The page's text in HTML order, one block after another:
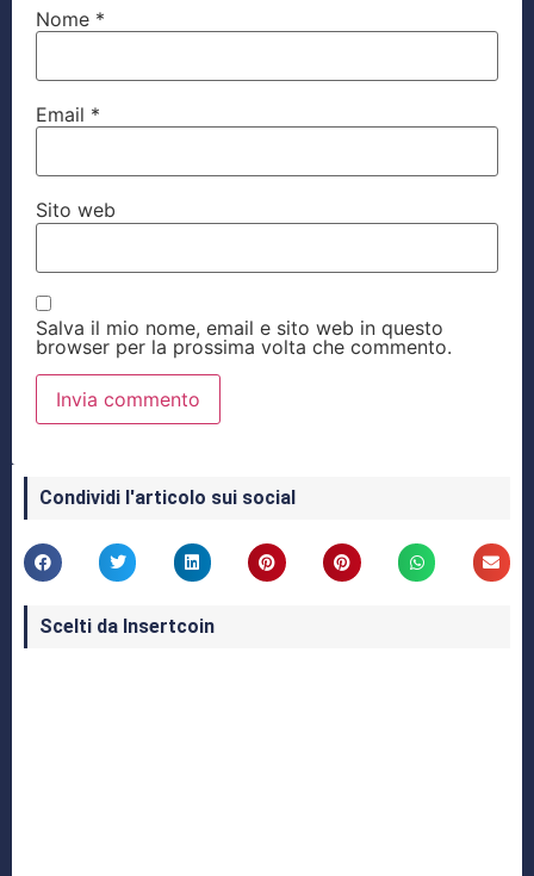
Nome *
Email *
Sito web
Salva il mio nome, email e sito web in questo
browser per la prossima volta che commento.
Condividi l'articolo sui social
Scelti da Insertcoin